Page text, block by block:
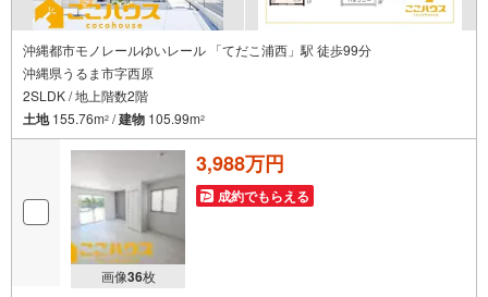
沖縄都市モノレールゆいレール 「てだこ浦西」駅 徒歩99分
沖縄県うるま市字西原
2SLDK / 地上階数2階
土地155.76m2 /建物 105.99m2
画像36枚
3,988万円
成約でもらえる